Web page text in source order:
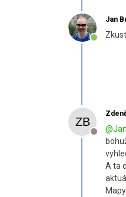
Online
Jan
Offline
@
A ta